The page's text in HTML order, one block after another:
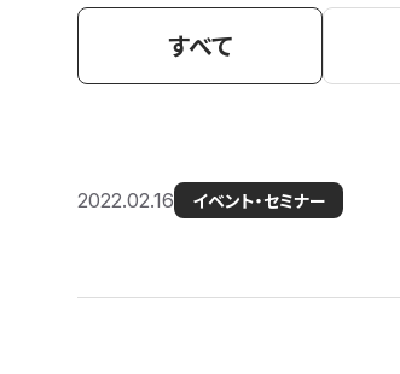
すべて
2022.02.16 イベント・セミナー